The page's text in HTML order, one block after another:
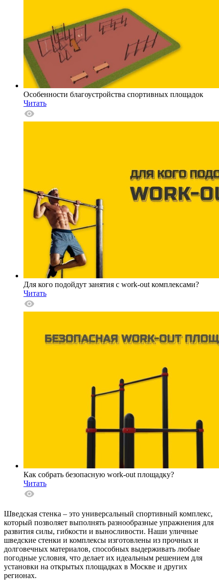
Особенности благоустройства спортивных площадок
Читать
Для кого подойдут занятия с work-out комплексами?
Читать
Как собрать безопасную work-out площадку?
Читать
Шведская стенка – это универсальный спортивный комплекс,
который позволяет выполнять разнообразные упражнения для
развития силы, гибкости и выносливости. Наши уличные
шведские стенки и комплексы изготовлены из прочных и
долговечных материалов, способных выдерживать любые
погодные условия, что делает их идеальным решением для
установки на открытых площадках в Москве и других
регионах.